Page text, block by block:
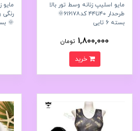
مایو اسلیپ زنانه وسط تور بالا
طرحدار ۴۰تا۴۴ کد۶۱۶۱۷۸🌞
بسته 6 تایی
1,800,000 تومان
خرید
🌞 بسته